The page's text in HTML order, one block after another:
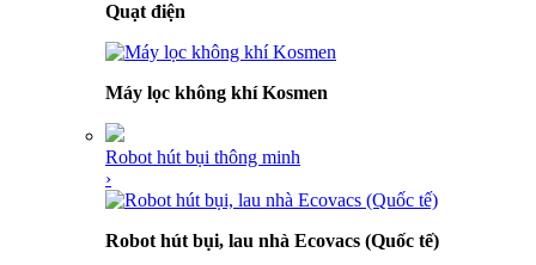
Quạt điện
Máy lọc không khí Kosmen
Robot hút bụi thông minh
›
Robot hút bụi, lau nhà Ecovacs (Quốc tế)